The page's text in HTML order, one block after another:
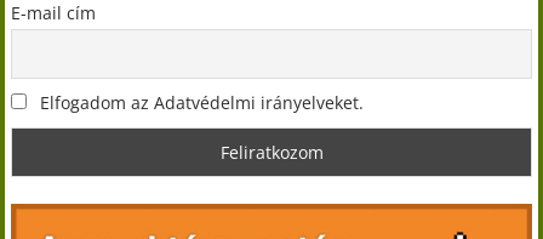
E-mail cím
Elfogadom az Adatvédelmi irányelveket.